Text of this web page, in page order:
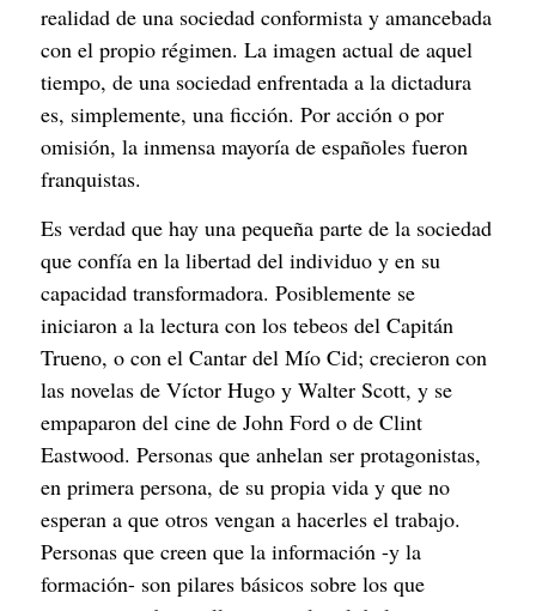
realidad de una sociedad conformista y amancebada
con el propio régimen. La imagen actual de aquel
tiempo, de una sociedad enfrentada a la dictadura
es, simplemente, una ficción. Por acción o por
omisión, la inmensa mayoría de españoles fueron
franquistas.
Es verdad que hay una pequeña parte de la sociedad
que confía en la libertad del individuo y en su
capacidad transformadora. Posiblemente se
iniciaron a la lectura con los tebeos del Capitán
Trueno, o con el Cantar del Mío Cid; crecieron con
las novelas de Víctor Hugo y Walter Scott, y se
empaparon del cine de John Ford o de Clint
Eastwood. Personas que anhelan ser protagonistas,
en primera persona, de su propia vida y que no
esperan a que otros vengan a hacerles el trabajo.
Personas que creen que la información -y la
formación- son pilares básicos sobre los que